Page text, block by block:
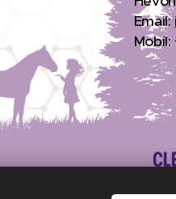
Email: